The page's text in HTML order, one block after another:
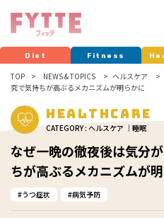
Diet Fitness
TOP NEWS & TOPICS ヘルスケア
究で気持ちが高ぶるメカニズムが明らかに
Healthcare
CATEGORY : ヘルスケア ｜睡眠
なぜ一晩の徹夜後は気分
ちが高ぶるメカニズムが
うつ症状 病気予防